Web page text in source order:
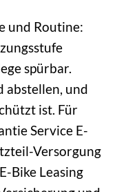
und Routine:
spürbar.
abstellen, und
ist. Für
Service E-
Versorgung
Bike Leasing